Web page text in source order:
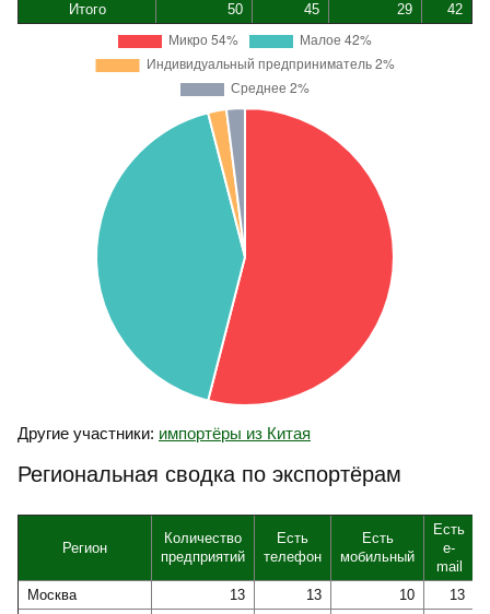
Итого
50 45 29 42
Другие участники: импортёры из Китая
Региональная сводка по экспортёрам
Регион
Количество
предприятий
Есть
телефон
Есть
мобильный
Есть
e-
mail
Москва
13 13 10
13